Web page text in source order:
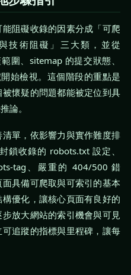
阻礙收錄的因素分成「可爬
技術阻礙」三大類，並從
圍、sitemap 的提交狀態、
始檢視。這個階段的重點是
懷疑的問題都能被定位到具
論。
單，依影響力與實作難度排
鎖收錄的 robots.txt 設定、
tag、嚴重的 404/500 錯
具備可爬取與可索引的基本
優化，讓核心頁面有良好的
放大網站的索引機會與可見
追蹤的指標與里程碑，讓每